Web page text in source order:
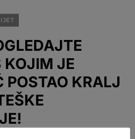
KOJIM JE
POSTAO KRALJ